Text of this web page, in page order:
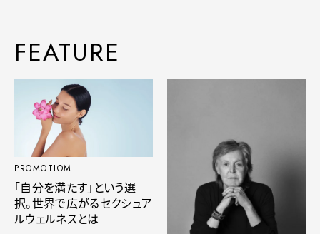
FEATURE
PROMOTIOM
「自分を満たす」という選
択。世界で広がるセクシュア
ルウェルネスとは